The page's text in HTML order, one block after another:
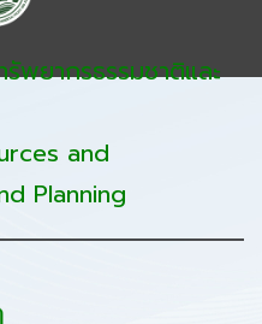
พยากรธรรมชาติและ
and
Planning